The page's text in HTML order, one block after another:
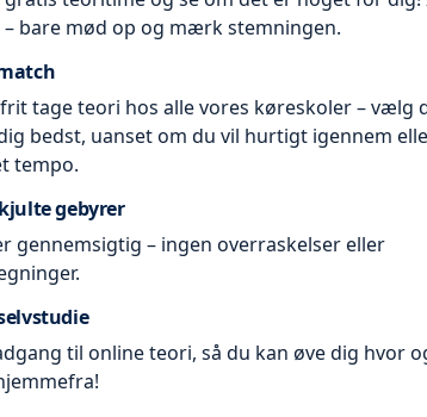
bare mød op og mærk stemningen.
tage teori hos alle vores køreskoler – vælg
bedst, uanset om du vil hurtigt igennem
tempo.
gebyrer
gennemsigtig – ingen overraskelser eller
til online teori, så du kan øve dig hvor